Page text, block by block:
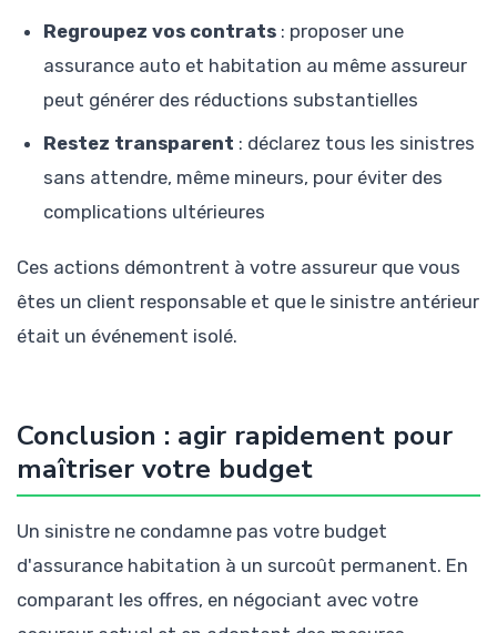
Regroupez vos contrats : proposer une
assurance auto et habitation au même assureur
peut générer des réductions substantielles
Restez transparent : déclarez tous les sinistres
sans attendre, même mineurs, pour éviter des
complications ultérieures
Ces actions démontrent à votre assureur que vous
êtes un client responsable et que le sinistre antérieur
était un événement isolé.
Conclusion : agir rapidement pour
maîtriser votre budget
Un sinistre ne condamne pas votre budget
d'assurance habitation à un surcoût permanent. En
comparant les offres, en négociant avec votre